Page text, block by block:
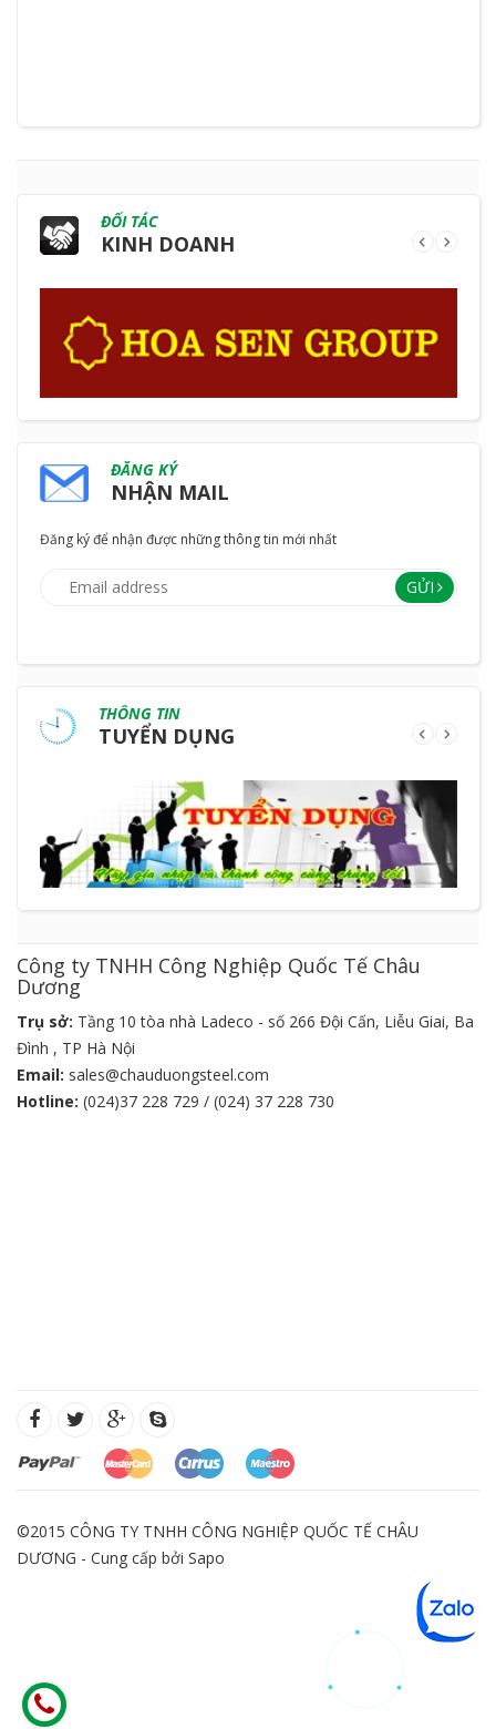
ĐỐI TÁC
KINH DOANH
ĐĂNG KÝ
NHẬN MAIL
Đăng ký để nhận được những thông tin mới nhất
GỬI
THÔNG TIN
TUYỂN DỤNG
Công ty TNHH Công Nghiệp Quốc Tế Châu
Dương
Trụ sở: Tầng 10 tòa nhà Ladeco - số 266 Đội Cấn, Liễu Giai, Ba
Đình , TP Hà Nội
Email: sales@chauduongsteel.com
Hotline: (024)37 228 729 / (024) 37 228 730
©2015 CÔNG TY TNHH CÔNG NGHIỆP QUỐC TẾ CHÂU
DƯƠNG - Cung cấp bởi Sapo